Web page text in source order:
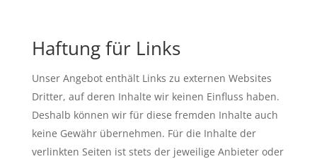
Haftung für Links
Unser Angebot enthält Links zu externen Websites
Dritter, auf deren Inhalte wir keinen Einfluss haben.
Deshalb können wir für diese fremden Inhalte auch
keine Gewähr übernehmen. Für die Inhalte der
verlinkten Seiten ist stets der jeweilige Anbieter oder